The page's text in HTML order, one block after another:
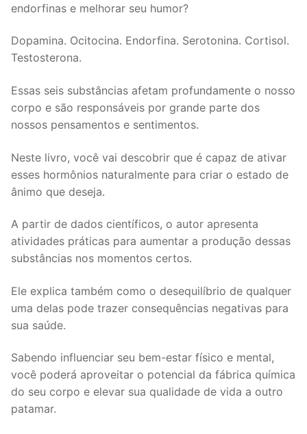
endorfinas e melhorar seu humor?
Dopamina. Ocitocina. Endorfina. Serotonina. Cortisol.
Testosterona.
Essas seis substâncias afetam profundamente o nosso
corpo e são responsáveis por grande parte dos
nossos pensamentos e sentimentos.
Neste livro, você vai descobrir que é capaz de ativar
esses hormônios naturalmente para criar o estado de
ânimo que deseja.
A partir de dados científicos, o autor apresenta
atividades práticas para aumentar a produção dessas
substâncias nos momentos certos.
Ele explica também como o desequilíbrio de qualquer
uma delas pode trazer consequências negativas para
sua saúde.
Sabendo influenciar seu bem-estar físico e mental,
você poderá aproveitar o potencial da fábrica química
do seu corpo e elevar sua qualidade de vida a outro
patamar.